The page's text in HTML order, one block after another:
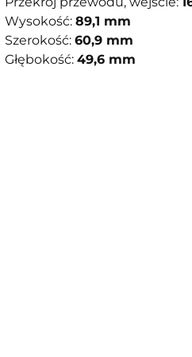
Wysokość: 89,1 mm
Szerokość: 60,9 mm
Głębokość: 49,6 mm